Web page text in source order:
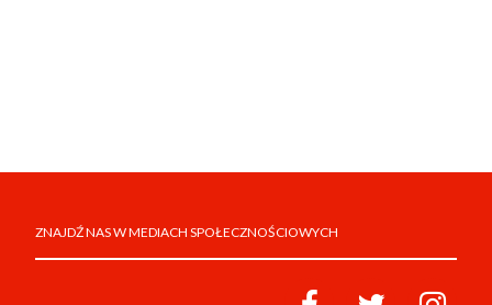
ZNAJDŹ NAS W MEDIACH SPOŁECZNOŚCIOWYCH